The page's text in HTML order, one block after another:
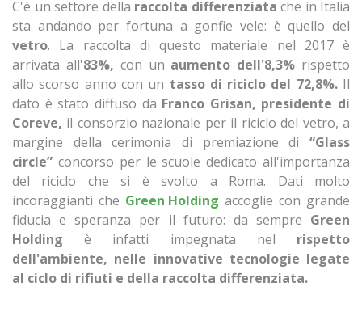
C'è un settore della raccolta differenziata che in Italia
sta andando per fortuna a gonfie vele: è quello del
vetro. La raccolta di questo materiale nel 2017 è
arrivata all'83%, con un aumento dell'8,3% rispetto
allo scorso anno con un tasso di riciclo del 72,8%.Il
dato è stato diffuso da Franco Grisan, presidente di
Coreve, il consorzio nazionale per il riciclo del vetro, a
margine della cerimonia di premiazione di “Glass
circle” concorso per le scuole dedicato all'importanza
del riciclo che si è svolto a Roma. Dati molto
incoraggianti che Green Holding accoglie con grande
fiducia e speranza per il futuro: da sempre Green
Holding è infatti impegnata nel rispetto
dell'ambiente, nelle innovative tecnologie legate
al ciclo di rifiuti e della raccolta differenziata.